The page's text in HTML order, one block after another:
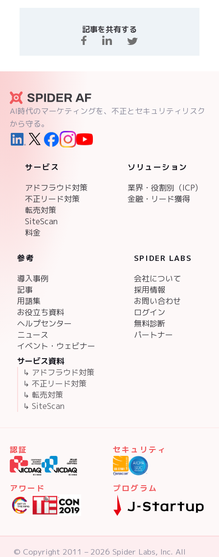
記事を共有する
AI時代のマーケティングを、不正とセキュリティリスク
から守る。
サービス
アドフラウド対策
不正リード対策
転売対策
SiteScan
料金
ソリューション
業界・役割別（ICP)
金融・リード獲得
参考
導入事例
記事
用語集
お役立ち資料
ヘルプセンター
ニュース
イベント・ウェビナー
サービス資料
↳ アドフラウド対策
↳ 不正リード対策
↳ 転売対策
↳ SiteScan
SPIDER LABS
会社について
採用情報
お問い合わせ
ログイン
無料診断
パートナー
認証 セキュリティ
アワード プログラム
© Copyright 2011 – 2026 Spider Labs, Inc. All